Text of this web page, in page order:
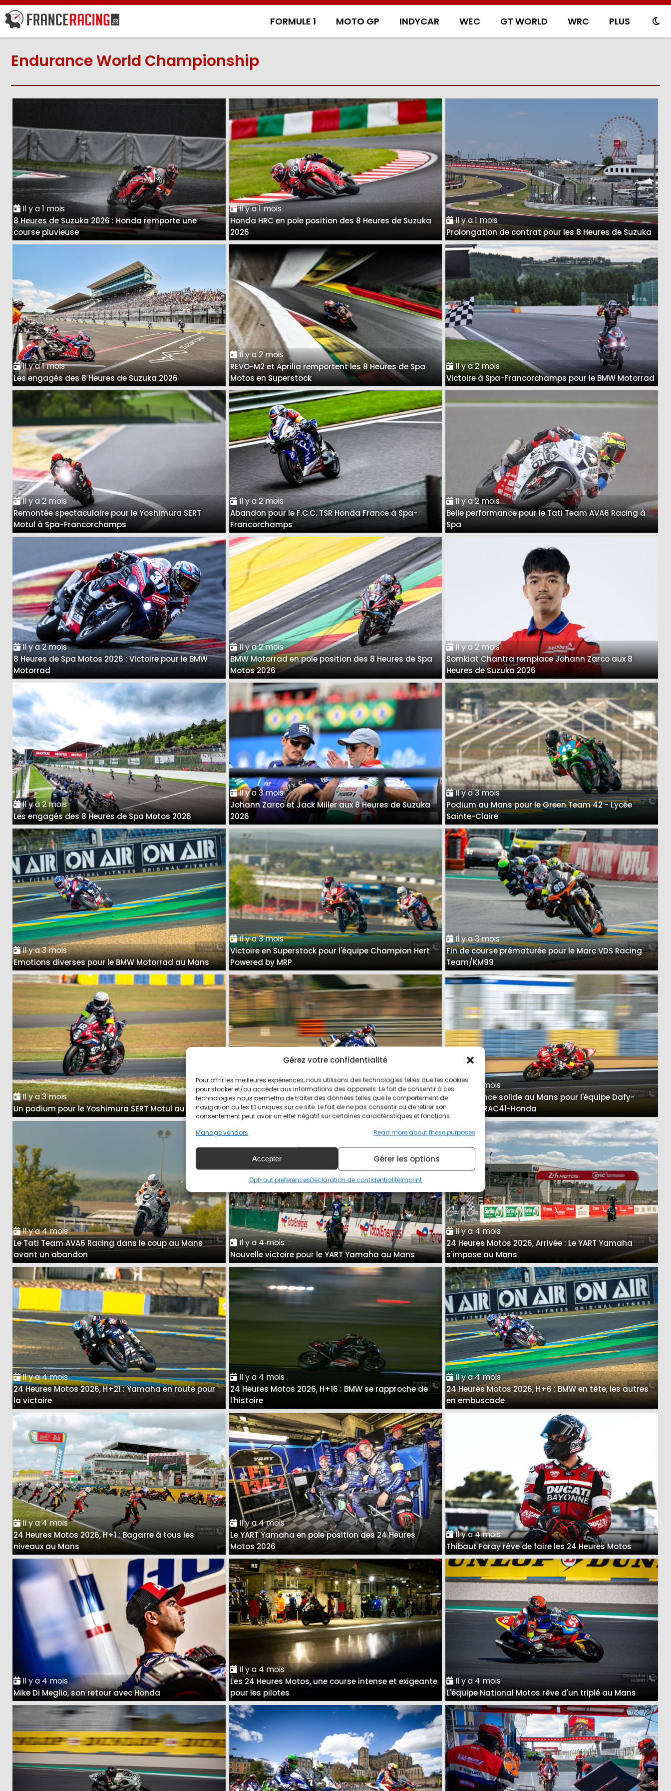
Gérez votre confidentialité
Pour offrir les meilleures expériences, nous utilisons des technologies telles que les cookies
pour stocker et/ou accéder aux informations des appareils. Le fait de consentir à ces
technologies nous permettra de traiter des données telles que le comportement de
navigation ou les ID uniques sur ce site. Le fait de ne pas consentir ou de retirer son
consentement peut avoir un effet négatif sur certaines caractéristiques et fonctions.
Manage vendors
Read more about these purposes
Accepter Gérer les options
Opt-out preferencesDéclaration de confidentialitéImprint
FORMULE 1 MOTO GP INDYCAR WEC GT WORLD WRC PLUS
Endurance World Championship
Il y a 1 mois
8 Heures de Suzuka 2026 : Honda remporte une
course pluvieuse
Il y a 1 mois
Honda HRC en pole position des 8 Heures de Suzuka
2026
Il y a 1 mois
Prolongation de contrat pour les 8 Heures de Suzuka
Il y a 1 mois
Les engagés des 8 Heures de Suzuka 2026
Il y a 2 mois
REVO-M2 et Aprilia remportent les 8 Heures de Spa
Motos en Superstock
Il y a 2 mois
Victoire à Spa-Francorchamps pour le BMW Motorrad
Il y a 2 mois
Remontée spectaculaire pour le Yoshimura SERT
Motul à Spa-Francorchamps
Il y a 2 mois
Abandon pour le F.C.C. TSR Honda France à Spa-
Francorchamps
Il y a 2 mois
Belle performance pour le Tati Team AVA6 Racing à
Spa
Il y a 2 mois
8 Heures de Spa Motos 2026 : Victoire pour le BMW
Motorrad
Il y a 2 mois
BMW Motorrad en pole position des 8 Heures de Spa
Motos 2026
Il y a 2 mois
Somkiat Chantra remplace Johann Zarco aux 8
Heures de Suzuka 2026
Il y a 2 mois
Les engagés des 8 Heures de Spa Motos 2026
Il y a 3 mois
Johann Zarco et Jack Miller aux 8 Heures de Suzuka
2026
Il y a 3 mois
Podium au Mans pour le Green Team 42 - Lycée
Sainte-Claire
Il y a 3 mois
Emotions diverses pour le BMW Motorrad au Mans
Il y a 3 mois
Victoire en Superstock pour l'équipe Champion Hert
Powered by MRP
Il y a 3 mois
Fin de course prématurée pour le Marc VDS Racing
Team/KM99
Il y a 3 mois
Un podium pour le Yoshimura SERT Motul au Mans
Il y a 4 mois
De la persévérance au Mans pour l'équipe F.C.C. TSR
Honda France
Il y a 4 mois
Performance solide au Mans pour l'équipe Dafy-
Kaedear-RAC41-Honda
Il y a 4 mois
Le Tati Team AVA6 Racing dans le coup au Mans
avant un abandon
Il y a 4 mois
Nouvelle victoire pour le YART Yamaha au Mans
Il y a 4 mois
24 Heures Motos 2026, Arrivée : Le YART Yamaha
s'impose au Mans
Il y a 4 mois
24 Heures Motos 2026, H+21 : Yamaha en route pour
la victoire
Il y a 4 mois
24 Heures Motos 2026, H+16 : BMW se rapproche de
l'histoire
Il y a 4 mois
24 Heures Motos 2026, H+6 : BMW en tête, les autres
en embuscade
Il y a 4 mois
24 Heures Motos 2026, H+1 : Bagarre à tous les
niveaux au Mans
Il y a 4 mois
Le YART Yamaha en pole position des 24 Heures
Motos 2026
Il y a 4 mois
Thibaut Foray rêve de faire les 24 Heures Motos
Il y a 4 mois
Mike Di Meglio, son retour avec Honda
Il y a 4 mois
Les 24 Heures Motos, une course intense et exigeante
pour les pilotes
Il y a 4 mois
L'équipe National Motos rêve d'un triplé au Mans